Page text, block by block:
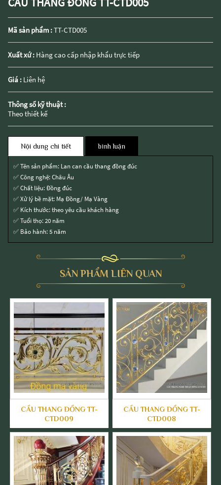
Mã sản phẩm :TT-CTD005
Xuất xứ : Hàng cao cấp nhập khẩu trực tiếp
Giá : Liên hệ
Thông số kỹ thuật :
Theo thiết kế
Nội dung chi tiết bình luận
✅ Tên sản phẩm: Lan can cầu thang đồng đúc
✅ Công nghệ: Châu Âu
✅ Chất liệu: Đồng đúc
✅ Xử lý bề mặt: Mạ Đồng/ Mạ Vàng
✅ Kích thước: theo yêu cầu khách hàng
✅ Tuổi thọ: 20 năm
✅ Bảo hành: 5 năm
SẢN PHẨM LIÊN QUAN
CẦU THANG ĐỒNG TT-
CTD009
CẦU THANG ĐỒNG TT-
CTD008